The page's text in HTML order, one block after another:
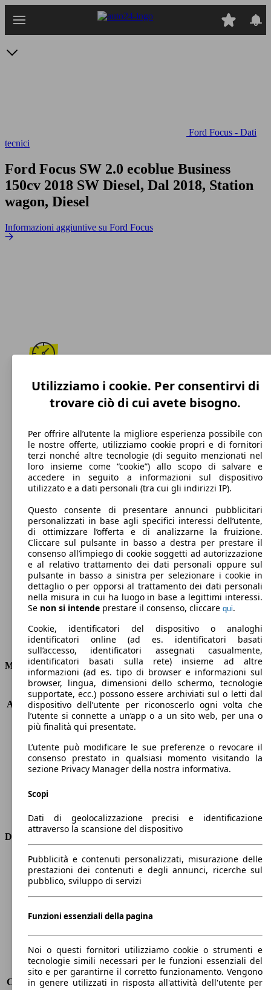
Ford Focus - Dati
tecnici
Ford Focus SW 2.0 ecoblue Business
150cv 2018 SW Diesel, Dal 2018, Station
wagon, Diesel
Informazioni aggiuntive su Ford Focus
208 km/h
Velocità massima
Diesel
Carburante
117 g/km
Emissioni di CO2 (combinato)*
Consumi
Motore e Prestazioni
KW (PS)
110 kW (150 PS)
Accelerazione (0-100 km/h)
8.7s
Velocità massima (km/h)
208 km/h
Numero di marce
6
Coppia
370 nm
Cilindrata
1997 ccm
Carburante
Diesel
Trasmissione
Dimensioni
Lunghezza
4670 mm
Altezza
1480 mm
Larghezza
Peso massimo
2080 kg
Sedili
5
Carico sul tetto
-
Capacità di traino (senza freni) -
Utilizziamo i cookie. Per consentirvi di
trovare ciò di cui avete bisogno.
Per offrire all’utente la migliore esperienza possibile con
le nostre offerte, utilizziamo cookie propri e di fornitori
terzi nonché altre tecnologie (di seguito menzionati nel
loro insieme come “cookie”) allo scopo di salvare e
accedere in seguito a informazioni sul dispositivo
utilizzato e a dati personali (tra cui gli indirizzi IP).
Questo consente di presentare annunci pubblicitari
personalizzati in base agli specifici interessi dell’utente,
di ottimizzare l’offerta e di analizzarne la fruizione.
Cliccare sul pulsante in basso a destra per prestare il
consenso all’impiego di cookie soggetti ad autorizzazione
e al relativo trattamento dei dati personali oppure sul
pulsante in basso a sinistra per selezionare i cookie in
dettaglio o per opporsi al trattamento dei dati personali
nella misura in cui ha luogo in base a legittimi interessi.
Se non si intende prestare il consenso, cliccare qui.
Cookie, identificatori del dispositivo o analoghi
identificatori online (ad es. identificatori basati
sull’accesso, identificatori assegnati casualmente,
identificatori basati sulla rete) insieme ad altre
informazioni (ad es. tipo di browser e informazioni sul
browser, lingua, dimensioni dello schermo, tecnologie
supportate, ecc.) possono essere archiviati sul o letti dal
dispositivo dell’utente per riconoscerlo ogni volta che
l’utente si connette a un’app o a un sito web, per una o
più finalità qui presentate.
L’utente può modificare le sue preferenze o revocare il
consenso prestato in qualsiasi momento visitando la
sezione Privacy Manager della nostra informativa.
Scopi
Dati di geolocalizzazione precisi e identificazione
attraverso la scansione del dispositivo
Pubblicità e contenuti personalizzati, misurazione delle
prestazioni dei contenuti e degli annunci, ricerche sul
pubblico, sviluppo di servizi
Funzioni essenziali della pagina
Noi o questi fornitori utilizziamo cookie o strumenti e
tecnologie simili necessari per le funzioni essenziali del
sito e per garantirne il corretto funzionamento. Vengono
in genere utilizzati in risposta all'attività dell'utente per